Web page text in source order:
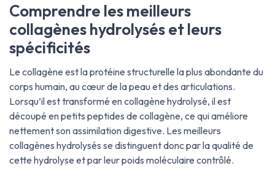
Comprendre les meilleurs
collagènes hydrolysés et leurs
spécificités
Le collagène est la protéine structurelle la plus abondante du
corps humain, au cœur de la peau et des articulations.
Lorsqu’il est transformé en collagène hydrolysé, il est
découpé en petits peptides de collagène, ce qui améliore
nettement son assimilation digestive. Les meilleurs
collagènes hydrolysés se distinguent donc par la qualité de
cette hydrolyse et par leur poids moléculaire contrôlé.